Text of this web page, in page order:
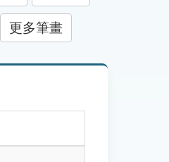
更多筆畫